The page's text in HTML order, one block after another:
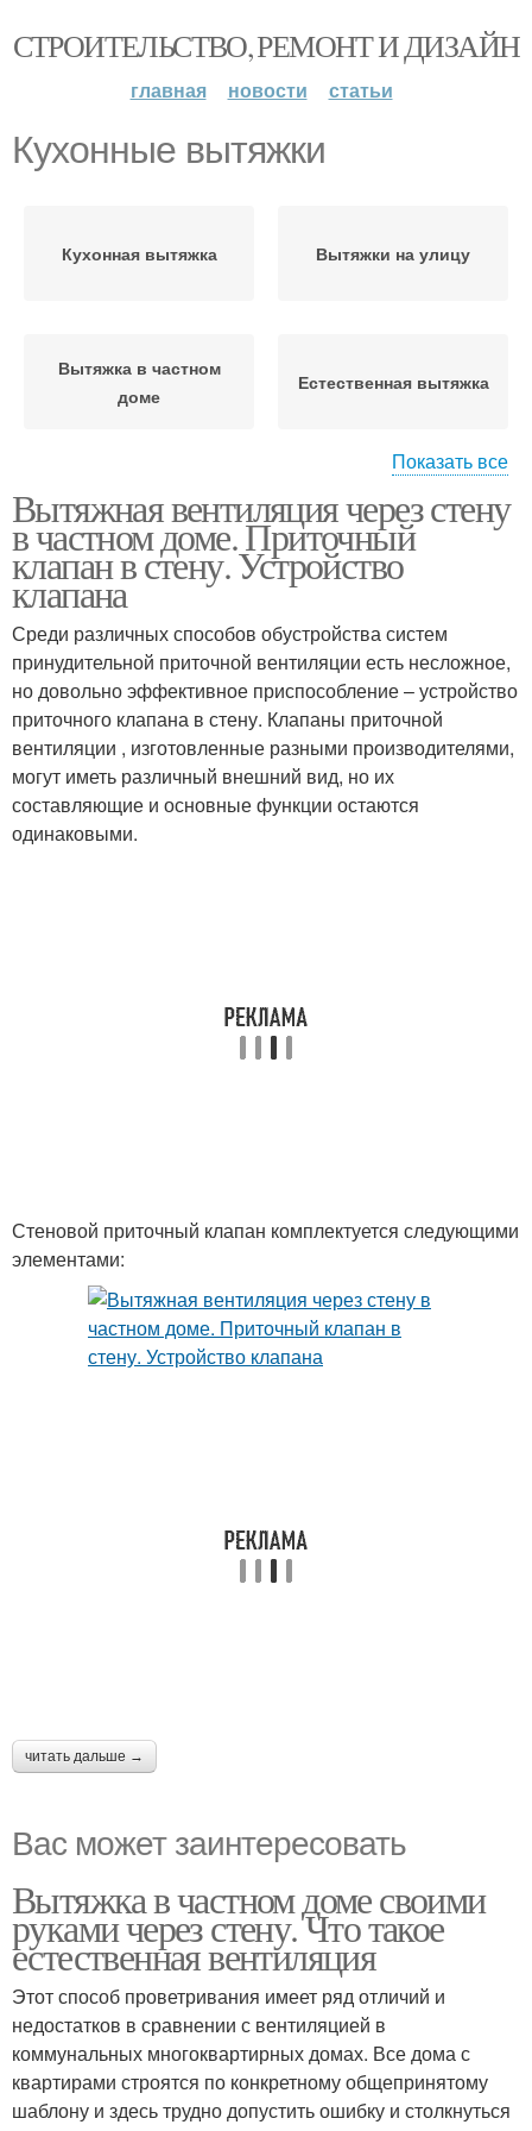
СТРОИТЕЛЬСТВО, РЕМОНТ И ДИЗАЙН
главная новости статьи
Кухонные вытяжки
Кухонная вытяжка Вытяжки на улицу
Вытяжка в частном
доме
Естественная вытяжка
Вытяжка в стене
Показать все
Вытяжная вентиляция через стену
в частном доме. Приточный
клапан в стену. Устройство
клапана
Среди различных способов обустройства систем
принудительной приточной вентиляции есть несложное,
но довольно эффективное приспособление – устройство
приточного клапана в стену. Клапаны приточной
вентиляции , изготовленные разными производителями,
могут иметь различный внешний вид, но их
составляющие и основные функции остаются
одинаковыми.
Стеновой приточный клапан комплектуется следующими
элементами:
читать дальше →
Вас может заинтересовать
Вытяжка в частном доме своими
руками через стену. Что такое
естественная вентиляция
Этот способ проветривания имеет ряд отличий и
недостатков в сравнении с вентиляцией в
коммунальных многоквартирных домах. Все дома с
квартирами строятся по конкретному общепринятому
шаблону и здесь трудно допустить ошибку и столкнуться